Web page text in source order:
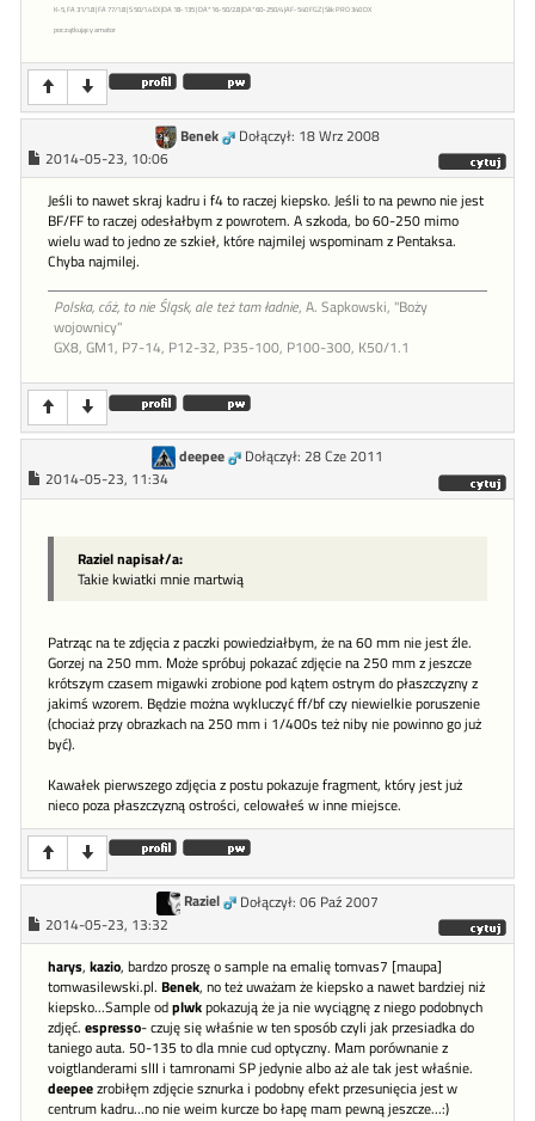
K-5, FA 31/1.8 | FA 77/1.8 | S 50/1.4 EX |DA 18-135 | DA*16-50/2.8 |DA*60-250/4 |AF-540 FGZ | Slik PRO 340 DX
początkujący amator
Benek
Dołączył: 18 Wrz 2008
2014-05-23, 10:06
Jeśli to nawet skraj kadru i f4 to raczej kiepsko. Jeśli to na pewno nie jest
BF/FF to raczej odesłałbym z powrotem. A szkoda, bo 60-250 mimo
wielu wad to jedno ze szkieł, które najmilej wspominam z Pentaksa.
Chyba najmilej.
Polska, cóż, to nie Śląsk, ale też tam ładnie, A. Sapkowski, "Boży
wojownicy"
GX8, GM1, P7-14, P12-32, P35-100, P100-300, K50/1.1
deepee
Dołączył: 28 Cze 2011
2014-05-23, 11:34
Raziel napisał/a:
Takie kwiatki mnie martwią
Patrząc na te zdjęcia z paczki powiedziałbym, że na 60 mm nie jest źle.
Gorzej na 250 mm. Może spróbuj pokazać zdjęcie na 250 mm z jeszcze
krótszym czasem migawki zrobione pod kątem ostrym do płaszczyzny z
jakimś wzorem. Będzie można wykluczyć ff/bf czy niewielkie poruszenie
(chociaż przy obrazkach na 250 mm i 1/400s też niby nie powinno go już
być).
Kawałek pierwszego zdjęcia z postu pokazuje fragment, który jest już
nieco poza płaszczyzną ostrości, celowałeś w inne miejsce.
Raziel
Dołączył: 06 Paź 2007
2014-05-23, 13:32
harys, kazio, bardzo proszę o sample na emalię tomvas7 [maupa]
tomwasilewski.pl. Benek, no też uważam że kiepsko a nawet bardziej niż
kiepsko...Sample odplwkpokazują że ja nie wyciągnę z niego podobnych
zdjęć. espresso- czuję się właśnie w ten sposób czyli jak przesiadka do
taniego auta. 50-135 to dla mnie cud optyczny. Mam porównanie z
voigtlanderami slII i tamronami SP jedynie albo aż ale tak jest właśnie.
deepeezrobiłęm zdjęcie sznurka i podobny efekt przesunięcia jest w
centrum kadru...no nie weim kurcze bo łapę mam pewną jeszcze...:)